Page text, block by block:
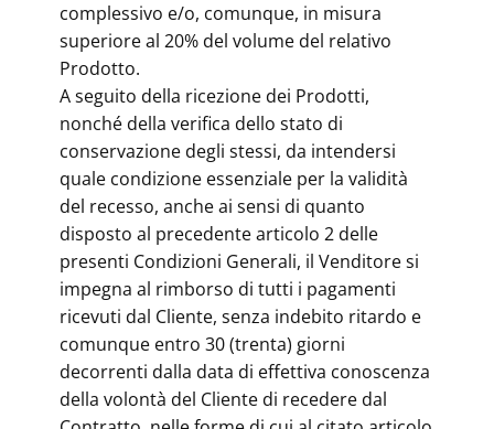
complessivo e/o, comunque, in misura
superiore al 20% del volume del relativo
Prodotto.
A seguito della ricezione dei Prodotti,
nonché della verifica dello stato di
conservazione degli stessi, da intendersi
quale condizione essenziale per la validità
del recesso, anche ai sensi di quanto
disposto al precedente articolo 2 delle
presenti Condizioni Generali, il Venditore si
impegna al rimborso di tutti i pagamenti
ricevuti dal Cliente, senza indebito ritardo e
comunque entro 30 (trenta) giorni
decorrenti dalla data di effettiva conoscenza
della volontà del Cliente di recedere dal